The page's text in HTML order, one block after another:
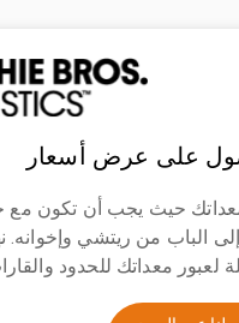
على عرض أسعار
حيث يجب أن تكون مع
إلى الباب من ريتشي
لعبور معداتك للحدود